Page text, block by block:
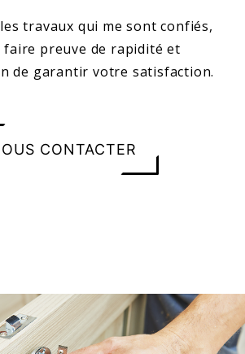
travaux qui me sont confiés,
faire preuve de rapidité et
de garantir votre satisfaction.
CONTACTER